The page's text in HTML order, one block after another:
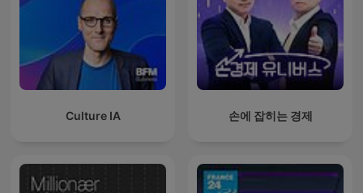
Culture IA 손에 잡히는 경제